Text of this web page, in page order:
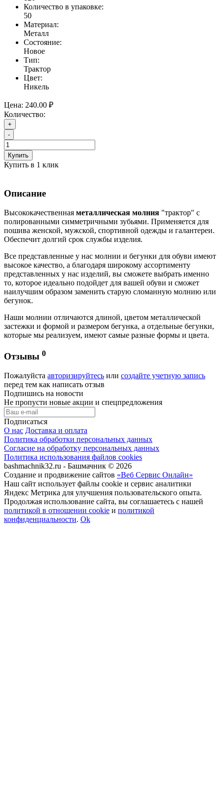
Количество в упаковке:
50
Материал:
Металл
Состояние:
Новое
Тип:
Трактор
Цвет:
Никель
Цена: 240.00 ₽
Количество:
+
-
Купить
Купить в 1 клик
Описание
Высококачественная металлическая молния "трактор" с
полированными симметричными зубьями. Применяется для
пошива женской, мужской, спортивной одежды и галантереи.
Обеспечит долгий срок службы изделия.
Все представленные у нас молнии и бегунки для обуви имеют
высокое качество, а благодаря широкому ассортименту
представленных у нас изделий, вы сможете выбрать именно
то, которое идеально подойдет для вашей обуви и сможет
наилучшим образом заменить старую сломанную молнию или
бегунок.
Наши молнии отличаются длиной, цветом металлической
застежки и формой и размером бегунка, а отдельные бегунки,
которые мы реализуем, имеют самые разные формы и цвета.
Отзывы 0
Пожалуйста авторизируйтесь или создайте учетную запись
перед тем как написать отзыв
Подпишись на новости
Не пропусти новые акции и спецпредложения
Подписаться
О нас Доставка и оплата
Политика обработки персональных данных
Согласие на обработку персональных данных
Политика использования файлов cookies
bashmachnik32.ru - Башмачник © 2026
Создание и продвижение сайтов «Веб Сервис Онлайн»
Наш сайт использует файлы cookie и сервис аналитики
Яндекс Метрика для улучшения пользовательского опыта.
Продолжая использование сайта, вы соглашаетесь с нашей
политикой в отношении cookie и политикой
конфиденциальности. Ok